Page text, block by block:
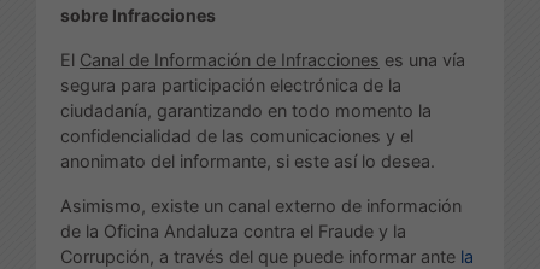
sobre Infracciones
El Canal de Información de Infracciones es una vía
segura para participación electrónica de la
ciudadanía, garantizando en todo momento la
confidencialidad de las comunicaciones y el
anonimato del informante, si este así lo desea.
Asimismo, existe un canal externo de información
de la Oficina Andaluza contra el Fraude y la
Corrupción, a través del que puede informar ante la